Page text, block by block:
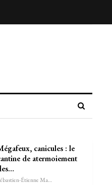
canicules : le
de atermoiement
Sébastien-Étienne Marechal